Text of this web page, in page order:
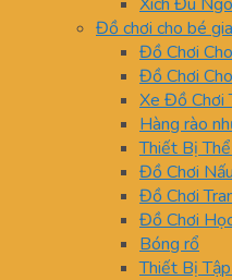
Đồ chơi cho bé
Đồ Chơi
Đồ Chơi
Xe Đồ Chơi
Hàng rào
Thiết Bị
Đồ Chơi
Đồ Chơi
Đồ Chơi
Bóng rổ
Thiết Bị